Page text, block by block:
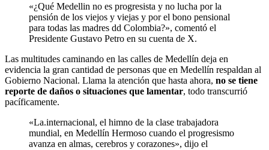
«¿Qué Medellin no es progresista y no lucha por la
pensión de los viejos y viejas y por el bono pensional
para todas las madres dd Colombia?», comentó el
Presidente Gustavo Petro en su cuenta de X.
Las multitudes caminando en las calles de Medellín deja en
evidencia la gran cantidad de personas que en Medellín respaldan al
Gobierno Nacional. Llama la atención que hasta ahora, no se tiene
reporte de daños o situaciones que lamentar, todo transcurrió
pacíficamente.
«La.internacional, el himno de la clase trabajadora
mundial, en Medellín Hermoso cuando el progresismo
avanza en almas, cerebros y corazones», dijo el